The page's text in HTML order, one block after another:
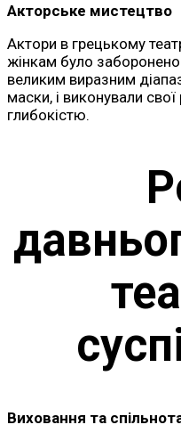
Акторське мистецтво
Актори в грецькому
жінкам було
великим виразним
маски, і виконували
глибокістю.
Виховання та